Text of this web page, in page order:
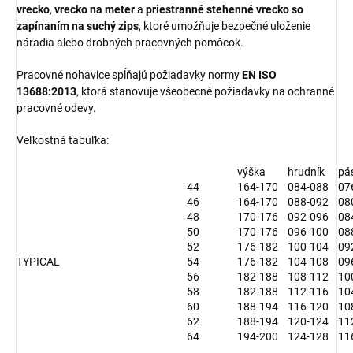
vrecko, vrecko na metera priestranné stehenné vrecko so
zapínaním na suchý zips, ktoré umožňuje bezpečné uloženie
náradia alebo drobných pracovných pomôcok.
Pracovné nohavice spĺňajú požiadavky normyEN ISO
13688:2013, ktorá stanovuje všeobecné požiadavky na ochranné
pracovné odevy.
Veľkostná tabuľka:
výška hrudník
TYPICAL
44 164-170 084-088
46
164-170 088-092
48
170-176 092-096
50
170-176 096-100
52
176-182 100-104
54
176-182 104-108
56
182-188 108-112
58
182-188 112-116
60
188-194 116-120
62
188-194 120-124
64
194-200 124-128